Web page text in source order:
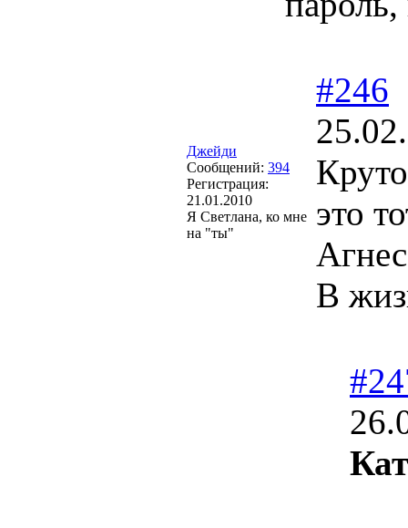
Джейди
Сообщений: 394
Регистрация:
21.01.2010
Я Светлана, ко мне
на "ты"
#246
это
В